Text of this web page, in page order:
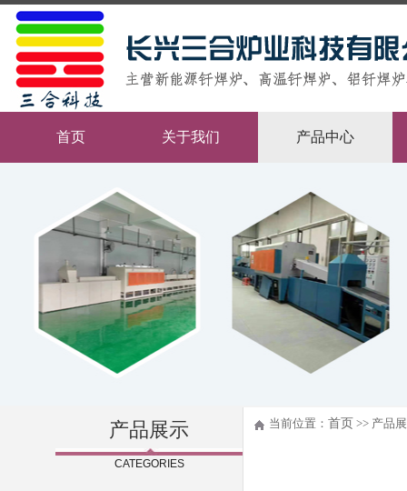
首页 关于我们 产品中心
产品展示
CATEGORIES
当前位置： 首页 >> 产品